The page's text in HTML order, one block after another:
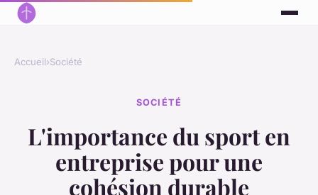
Accueil›Société
SOCIÉTÉ
L'importance du sport en
entreprise pour une
cohésion durable